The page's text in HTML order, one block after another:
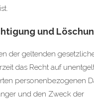
und
der geltenden
das Recht auf
personenbezogenen
und den Zweck der